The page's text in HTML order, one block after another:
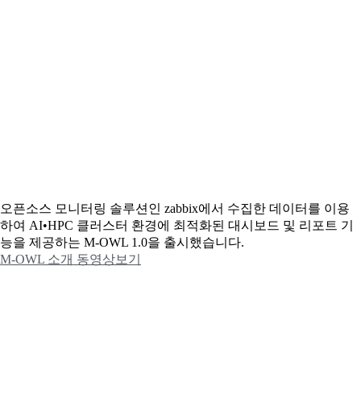
오픈소스 모니터링 솔루션인 zabbix에서 수집한 데이터를 이용
하여 AI•HPC 클러스터 환경에 최적화된 대시보드 및 리포트 기
능을 제공하는 M-OWL 1.0을 출시했습니다.
M-OWL 소개 동영상보기